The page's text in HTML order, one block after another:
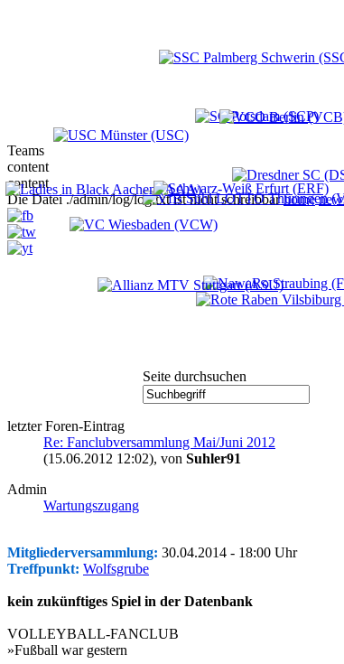
Teams
content
content
Die Datei ./admin/log/log.txt ist nicht schreibbarhome
Seite durchsuchen
letzter Foren-Eintrag
Re: Fanclubversammlung Mai/Juni 2012
(15.06.2012 12:02), von Suhler91
Admin
Wartungszugang
Mitgliederversammlung: 30.04.2014 - 18:00 Uhr
Treffpunkt: Wolfsgrube
kein zukünftiges Spiel in der Datenbank
VOLLEYBALL-FANCLUB
»Fußball war gestern